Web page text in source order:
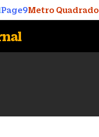
Page9Metro Quadrado